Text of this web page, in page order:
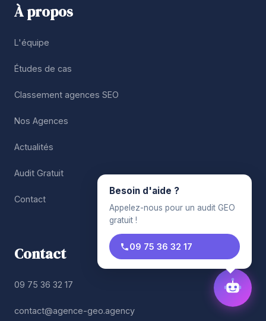
À propos
L'équipe
Études de cas
Classement agences SEO
Nos Agences
Actualités
Audit Gratuit
Contact
Contact
09 75 36 32 17
contact@agence-geo.agency
Besoin d'aide ?
Appelez-nous pour un audit GEO
gratuit !
09 75 36 32 17